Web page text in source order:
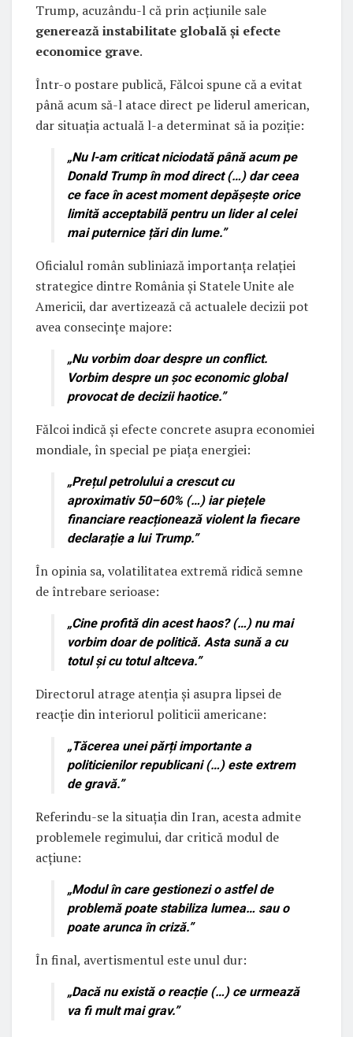
Trump, acuzându-l că prin acțiunile sale
generează instabilitate globală și efecte
economice grave.
Într-o postare publică, Fălcoi spune că a evitat
până acum să-l atace direct pe liderul american,
dar situația actuală l-a determinat să ia poziție:
„Nu l-am criticat niciodată până acum pe
Donald Trump în mod direct (…) dar ceea
ce face în acest moment depășește orice
limită acceptabilă pentru un lider al celei
mai puternice țări din lume.”
Oficialul român subliniază importanța relației
strategice dintre România și Statele Unite ale
Americii, dar avertizează că actualele decizii pot
avea consecințe majore:
„Nu vorbim doar despre un conflict.
Vorbim despre un șoc economic global
provocat de decizii haotice.”
Fălcoi indică și efecte concrete asupra economiei
mondiale, în special pe piața energiei:
„Prețul petrolului a crescut cu
aproximativ 50–60% (…) iar piețele
financiare reacționează violent la fiecare
declarație a lui Trump.”
În opinia sa, volatilitatea extremă ridică semne
de întrebare serioase:
„Cine profită din acest haos? (…) nu mai
vorbim doar de politică. Asta sună a cu
totul și cu totul altceva.”
Directorul atrage atenția și asupra lipsei de
reacție din interiorul politicii americane:
„Tăcerea unei părți importante a
politicienilor republicani (…) este extrem
de gravă.”
Referindu-se la situația din Iran, acesta admite
problemele regimului, dar critică modul de
acțiune:
„Modul în care gestionezi o astfel de
problemă poate stabiliza lumea… sau o
poate arunca în criză.”
În final, avertismentul este unul dur:
„Dacă nu există o reacție (…) ce urmează
va fi mult mai grav.”